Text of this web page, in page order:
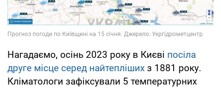
Нагадаємо, осінь 2023 року в Києві посіла
друге місце серед найтепліших з 1881 року.
Кліматологи зафіксували 5 температурних